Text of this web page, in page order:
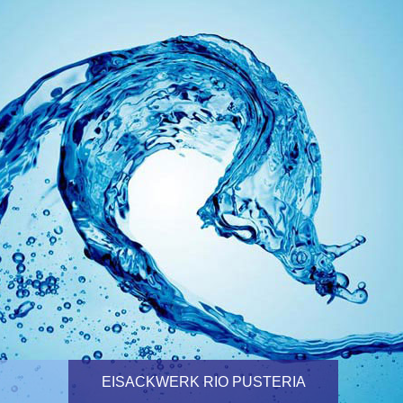
EISACKWERK RIO PUSTERIA